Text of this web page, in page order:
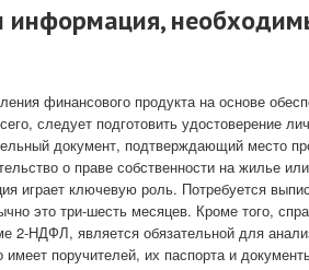
информация,
финансового продукта на основе
следует подготовить удостоверение
документ, подтверждающий место
о праве собственности на жилье
играет ключевую роль. Потребуется
это три-шесть месяцев. Кроме того,
2-НДФЛ, является обязательной для
имеет поручителей, их паспорта и